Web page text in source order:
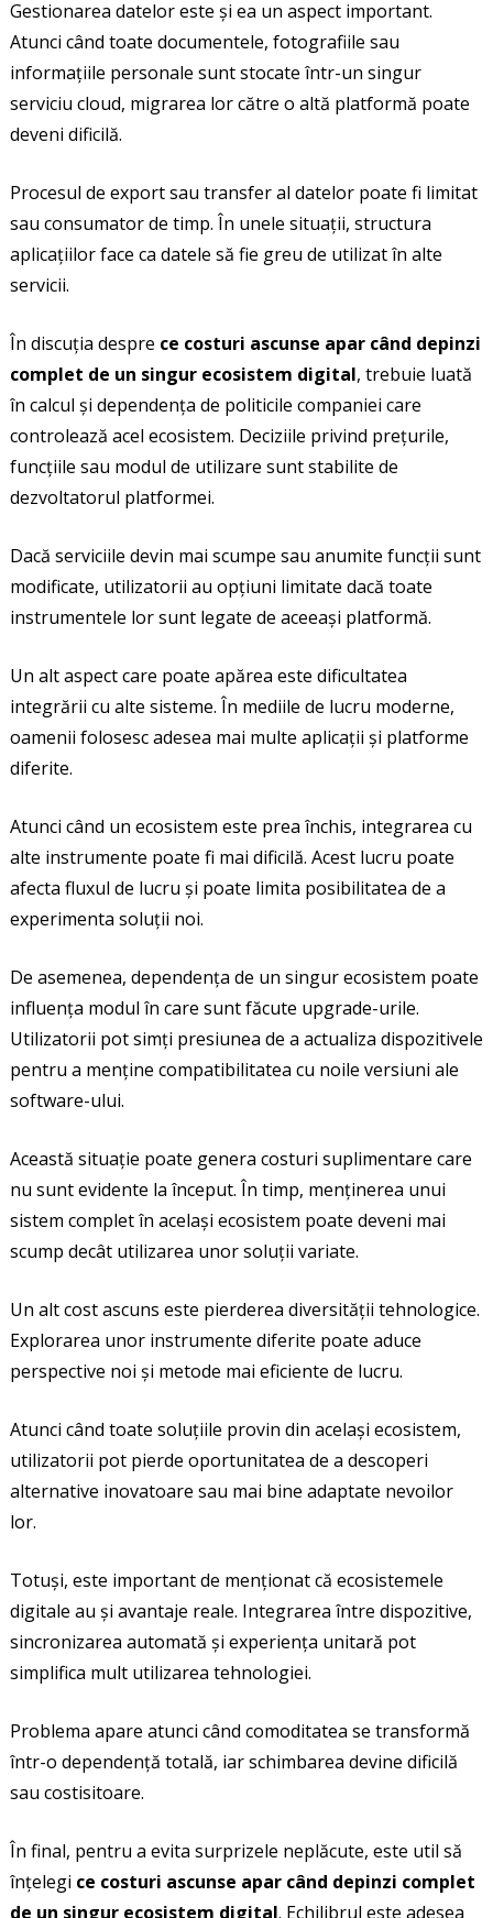
Gestionarea datelor este și ea un aspect important.
Atunci când toate documentele, fotografiile sau
informațiile personale sunt stocate într-un singur
serviciu cloud, migrarea lor către o altă platformă poate
deveni dificilă.
Procesul de export sau transfer al datelor poate fi limitat
sau consumator de timp. În unele situații, structura
aplicațiilor face ca datele să fie greu de utilizat în alte
servicii.
În discuția despre ce costuri ascunse apar când depinzi
complet de un singur ecosistem digital, trebuie luată
în calcul și dependența de politicile companiei care
controlează acel ecosistem. Deciziile privind prețurile,
funcțiile sau modul de utilizare sunt stabilite de
dezvoltatorul platformei.
Dacă serviciile devin mai scumpe sau anumite funcții sunt
modificate, utilizatorii au opțiuni limitate dacă toate
instrumentele lor sunt legate de aceeași platformă.
Un alt aspect care poate apărea este dificultatea
integrării cu alte sisteme. În mediile de lucru moderne,
oamenii folosesc adesea mai multe aplicații și platforme
diferite.
Atunci când un ecosistem este prea închis, integrarea cu
alte instrumente poate fi mai dificilă. Acest lucru poate
afecta fluxul de lucru și poate limita posibilitatea de a
experimenta soluții noi.
De asemenea, dependența de un singur ecosistem poate
influența modul în care sunt făcute upgrade-urile.
Utilizatorii pot simți presiunea de a actualiza dispozitivele
pentru a menține compatibilitatea cu noile versiuni ale
software-ului.
Această situație poate genera costuri suplimentare care
nu sunt evidente la început. În timp, menținerea unui
sistem complet în același ecosistem poate deveni mai
scump decât utilizarea unor soluții variate.
Un alt cost ascuns este pierderea diversității tehnologice.
Explorarea unor instrumente diferite poate aduce
perspective noi și metode mai eficiente de lucru.
Atunci când toate soluțiile provin din același ecosistem,
utilizatorii pot pierde oportunitatea de a descoperi
alternative inovatoare sau mai bine adaptate nevoilor
lor.
Totuși, este important de menționat că ecosistemele
digitale au și avantaje reale. Integrarea între dispozitive,
sincronizarea automată și experiența unitară pot
simplifica mult utilizarea tehnologiei.
Problema apare atunci când comoditatea se transformă
într-o dependență totală, iar schimbarea devine dificilă
sau costisitoare.
În final, pentru a evita surprizele neplăcute, este util să
înțelegi ce costuri ascunse apar când depinzi complet
de un singur ecosistem digital. Echilibrul este adesea